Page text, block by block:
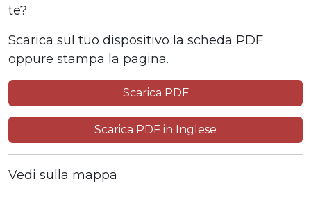
te?
Scarica sul tuo dispositivo la scheda PDF
oppure stampa la pagina.
Scarica PDF
Scarica PDF in Inglese
Vedi sulla mappa